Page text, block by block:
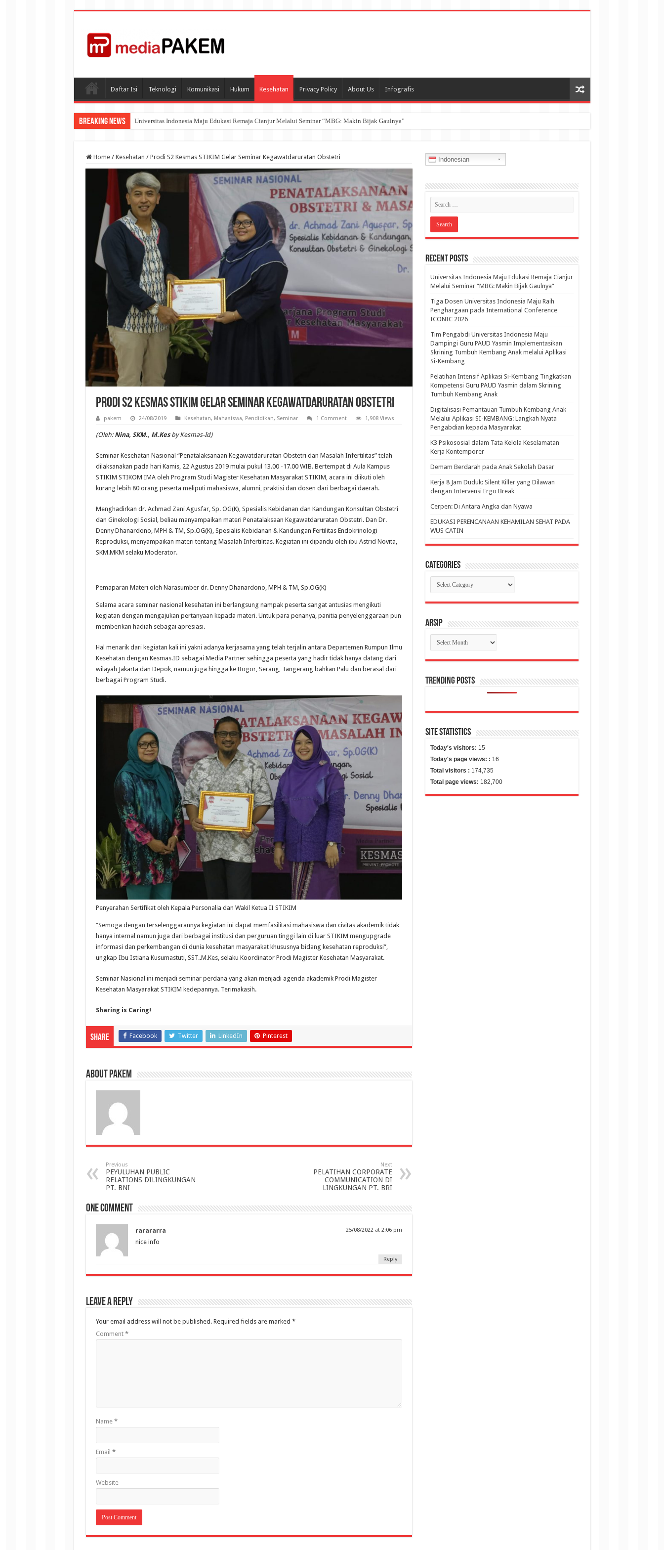
Daftar Isi Teknologi Komunikasi Hukum Kesehatan Privacy Policy About Us Infografis
Breaking News Universitas Indonesia Maju Edukasi Remaja Cianjur Melalui Seminar “MBG: Makin Bijak Gaulnya”
Tiga Dosen Universitas Indonesia Maju Raih Penghargaan pada International Conference ICONIC 2026
Home / Kesehatan / Prodi S2 Kesmas STIKIM Gelar Seminar Kegawatdaruratan Obstetri
Prodi S2 Kesmas STIKIM Gelar Seminar Kegawatdaruratan Obstetri
pakem 24/08/2019 Kesehatan, Mahasiswa, Pendidikan, Seminar 1 Comment 1,908 Views
(Oleh:Nina, SKM., M.Kesby Kesmas-Id)
Seminar Kesehatan Nasional “Penatalaksanaan Kegawatdaruratan Obstetri dan Masalah Infertilitas” telah
dilaksanakan pada hari Kamis, 22 Agustus 2019 mulai pukul 13.00 -17.00 WIB. Bertempat di Aula Kampus
STIKIM STIKOM IMA oleh Program Studi Magister Kesehatan Masyarakat STIKIM, acara ini diikuti oleh
kurang lebih 80 orang peserta meliputi mahasiswa, alumni, praktisi dan dosen dari berbagai daerah.
Menghadirkan dr. Achmad Zani Agusfar, Sp. OG(K), Spesialis Kebidanan dan Kandungan Konsultan Obstetri
dan Ginekologi Sosial, beliau manyampaikan materi Penatalaksaan Kegawatdaruratan Obstetri. Dan Dr.
Denny Dhanardono, MPH & TM, Sp.OG(K), Spesialis Kebidanan & Kandungan Fertilitas Endokrinologi
Reproduksi, menyampaikan materi tentang Masalah Infertilitas. Kegiatan ini dipandu oleh ibu Astrid Novita,
SKM.MKM selaku Moderator.
Pemaparan Materi oleh Narasumber dr. Denny Dhanardono, MPH & TM, Sp.OG(K)
Selama acara seminar nasional kesehatan ini berlangsung nampak peserta sangat antusias mengikuti
kegiatan dengan mengajukan pertanyaan kepada materi. Untuk para penanya, panitia penyelenggaraan pun
memberikan hadiah sebagai apresiasi.
Hal menarik dari kegiatan kali ini yakni adanya kerjasama yang telah terjalin antara Departemen Rumpun Ilmu
Kesehatan dengan Kesmas.ID sebagai Media Partner sehingga peserta yang hadir tidak hanya datang dari
wilayah Jakarta dan Depok, namun juga hingga ke Bogor, Serang, Tangerang bahkan Palu dan berasal dari
berbagai Program Studi.
Penyerahan Sertifikat oleh Kepala Personalia dan Wakil Ketua II STIKIM
“Semoga dengan terselenggarannya kegiatan ini dapat memfasilitasi mahasiswa dan civitas akademik tidak
hanya internal namun juga dari berbagai institusi dan perguruan tinggi lain di luar STIKIM mengupgrade
informasi dan perkembangan di dunia kesehatan masyarakat khususnya bidang kesehatan reproduksi”,
ungkap Ibu Istiana Kusumastuti, SST..M.Kes, selaku Koordinator Prodi Magister Kesehatan Masyarakat.
Seminar Nasional ini menjadi seminar perdana yang akan menjadi agenda akademik Prodi Magister
Kesehatan Masyarakat STIKIM kedepannya. Terimakasih.
Sharing is Caring!
Share Facebook Twitter LinkedIn Pinterest
About pakem
Previous
PEYULUHAN PUBLIC
RELATIONS DILINGKUNGAN
PT. BNI
Next
PELATIHAN CORPORATE
COMMUNICATION DI
LINGKUNGAN PT. BRI
One comment
rarararra 25/08/2022 at 2:06 pm
nice info
Reply
Leave a Reply
Your email address will not be published. Required fields are marked *
Comment *
Name *
Email *
Website
Indonesian
Recent Posts
Universitas Indonesia Maju Edukasi Remaja Cianjur
Melalui Seminar “MBG: Makin Bijak Gaulnya”
Tiga Dosen Universitas Indonesia Maju Raih
Penghargaan pada International Conference
ICONIC 2026
Tim Pengabdi Universitas Indonesia Maju
Dampingi Guru PAUD Yasmin Implementasikan
Skrining Tumbuh Kembang Anak melalui Aplikasi
Si-Kembang
Pelatihan Intensif Aplikasi Si-Kembang Tingkatkan
Kompetensi Guru PAUD Yasmin dalam Skrining
Tumbuh Kembang Anak
Digitalisasi Pemantauan Tumbuh Kembang Anak
Melalui Aplikasi SI-KEMBANG: Langkah Nyata
Pengabdian kepada Masyarakat
K3 Psikososial dalam Tata Kelola Keselamatan
Kerja Kontemporer
Demam Berdarah pada Anak Sekolah Dasar
Kerja 8 Jam Duduk: Silent Killer yang Dilawan
dengan Intervensi Ergo Break
Cerpen: Di Antara Angka dan Nyawa
EDUKASI PERENCANAAN KEHAMILAN SEHAT PADA
WUS CATIN
Categories
Categories
Arsip
Arsip
Trending Posts
Site Statistics
Today's visitors: 15
Today's page views: : 16
Total visitors : 174,735
Total page views: 182,700